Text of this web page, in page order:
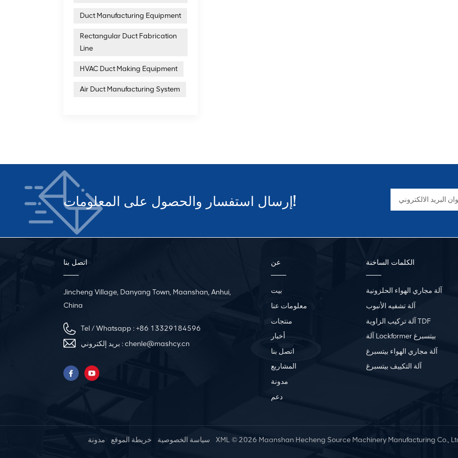
Duct Manufacturing Equipment
Rectangular Duct Fabrication
Line
HVAC Duct Making Equipment
Air Duct Manufacturing System
إرسال استفسار والحصول على المعلومات!
اتصل بنا
Jincheng Village, Danyang Town, Maanshan, Anhui,
China
Tel / Whatsapp :+86 13329184596
بريد إلكتروني :chenle@mashcy.cn
عن
بيت
معلومات عنا
منتجات
أخبار
اتصل بنا
المشاريع
مدونة
دعم
الكلمات الساخنة
آلة مجاري الهواء الحلزونية
آلة تشفيه الأنبوب
آلة تركيب الزاوية TDF
آلة Lockformer بيتسبرغ
آلة مجاري الهواء بيتسبرغ
آلة التكييف بيتسبرغ
مدونة خريطة الموقع سياسة الخصوصية XML